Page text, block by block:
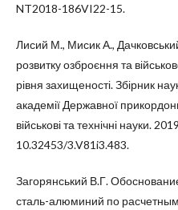
NT2018-186VI22-15.
Лисий М., Мисик А.,
розвитку озброєння та
рівня захищеності. Збірник
академії Державної
військові та технічні науки.
10.32453/3.V81i3.483.
Загорянський В.Г.
сталь-алюминий по